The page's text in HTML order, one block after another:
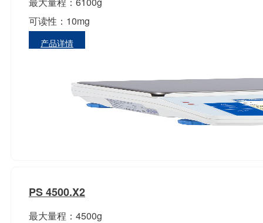
可读性：10mg
产品详情
PS 4500.X2
最大量程：4500g